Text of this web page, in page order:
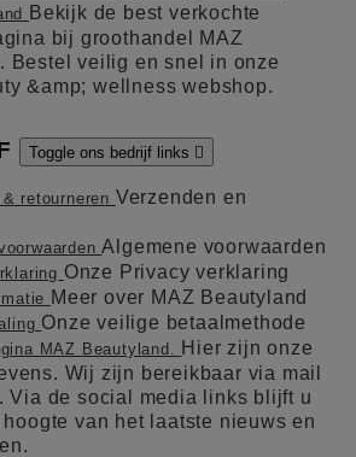
Bekijk de best verkochte
bij groothandel MAZ
Bestel veilig en snel in onze
&amp; wellness webshop.
Toggle ons bedrijf links 
retourneren Verzenden en
Algemene voorwaarden
Onze Privacy verklaring
Meer over MAZ Beautyland
Onze veilige betaalmethode
MAZ Beautyland.
Hier zijn onze
Wij zijn bereikbaar via mail
Via de social media links blijft u
van het laatste nieuws en